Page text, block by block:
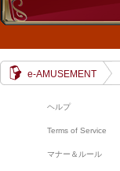
e-AMUSEMENT
ヘルプ
Terms of Service
マナー＆ルール